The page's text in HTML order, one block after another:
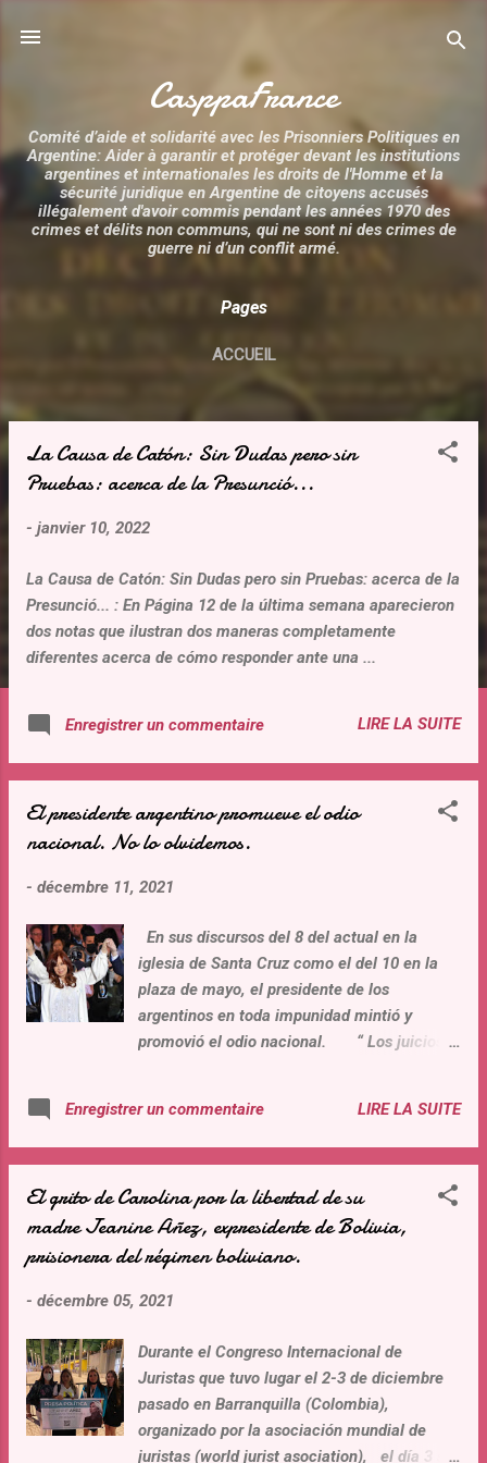
CasppaFrance
Comité d’aide et solidarité avec les Prisonniers Politiques en
Argentine: Aider à garantir et protéger devant les institutions
argentines et internationales les droits de l'Homme et la
sécurité juridique en Argentine de citoyens accusés
illégalement d'avoir commis pendant les années 1970 des
crimes et délits non communs, qui ne sont ni des crimes de
guerre ni d’un conflit armé.
Pages
ACCUEIL
La Causa de Catón: Sin Dudas pero sin
Pruebas: acerca de la Presunció...
- janvier 10, 2022
La Causa de Catón: Sin Dudas pero sin Pruebas: acerca de la
Presunció... : En Página 12 de la última semana aparecieron
dos notas que ilustran dos maneras completamente
diferentes acerca de cómo responder ante una ...
Enregistrer un commentaire LIRE LA SUITE
El presidente argentino promueve el odio
nacional. No lo olvidemos.
- décembre 11, 2021
En sus discursos del 8 del actual en la
iglesia de Santa Cruz como el del 10 en la
plaza de mayo, el presidente de los
argentinos en toda impunidad mintió y
promovió el odio nacional. “ Los juicios
militante que reivindica la acción terrorista
de los 70 (pagina 12 – 9/12/2021) agregando
“30.000” desaparecidos afirma el abogado
Fernández, disfrazándose de revolucionario
de ocasión. Como hombre de ley, y jefe de
de terrorismo de Estado, ni que existieron el
qué mentir sobre ello? Numerosos
dispositivos demuestran lo contrario de sus
dichos, pero el presidente argentino prefiere
la mentira a la verdad jurídica e histórica. En
Enregistrer un commentaire LIRE LA SUITE
El grito de Carolina por la libertad de su
madre Jeanine Añez, expresidente de Bolivia,
prisionera del régimen boliviano.
- décembre 05, 2021
Durante el Congreso Internacional de
Juristas que tuvo lugar el 2-3 de diciembre
pasado en Barranquilla (Colombia),
organizado por la asociación mundial de
juristas (world jurist asociation), el día 3 se